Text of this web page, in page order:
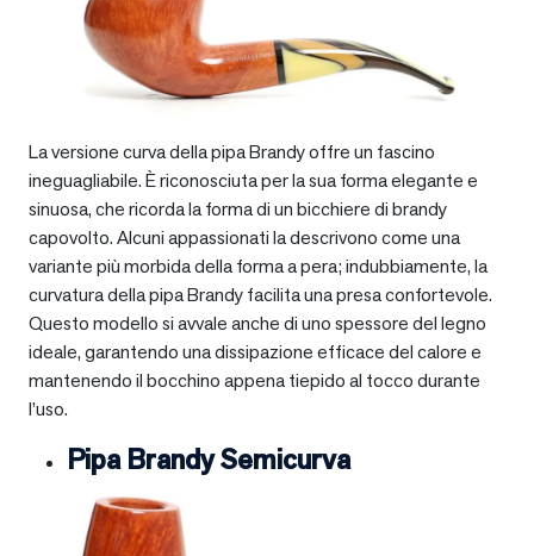
La versione curva della pipa Brandy offre un fascino
ineguagliabile. È riconosciuta per la sua forma elegante e
sinuosa, che ricorda la forma di un bicchiere di brandy
capovolto. Alcuni appassionati la descrivono come una
variante più morbida della forma a pera; indubbiamente, la
curvatura della pipa Brandy facilita una presa confortevole.
Questo modello si avvale anche di uno spessore del legno
ideale, garantendo una dissipazione efficace del calore e
mantenendo il bocchino appena tiepido al tocco durante
l’uso.
Pipa Brandy Semicurva